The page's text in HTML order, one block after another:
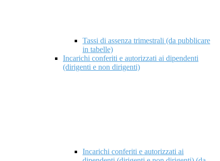
Tassi di assenza trimestrali (da pubblicare
in tabelle)
Incarichi conferiti e autorizzati ai dipendenti
(dirigenti e non dirigenti)
Incarichi conferiti e autorizzati ai